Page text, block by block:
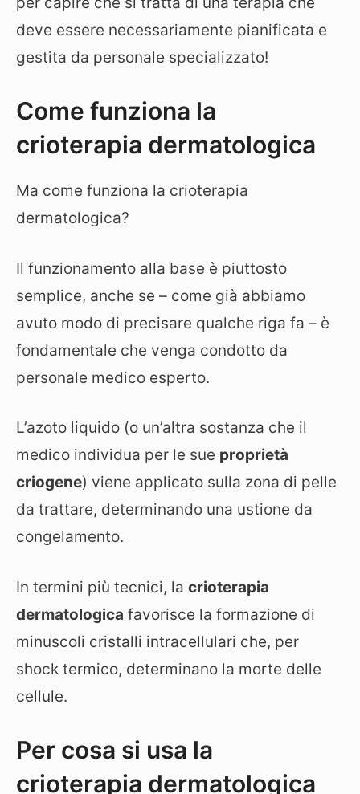
deve essere necessariamente pianificata e
gestita da personale specializzato!
Come funziona la
crioterapia dermatologica
Ma come funziona la crioterapia
dermatologica?
Il funzionamento alla base è piuttosto
semplice, anche se – come già abbiamo
avuto modo di precisare qualche riga fa – è
fondamentale che venga condotto da
personale medico esperto.
L’azoto liquido (o un’altra sostanza che il
medico individua per le sue proprietà
criogene) viene applicato sulla zona di pelle
da trattare, determinando una ustione da
congelamento.
In termini più tecnici, la crioterapia
dermatologica favorisce la formazione di
minuscoli cristalli intracellulari che, per
shock termico, determinano la morte delle
cellule.
Per cosa si usa la
crioterapia dermatologica